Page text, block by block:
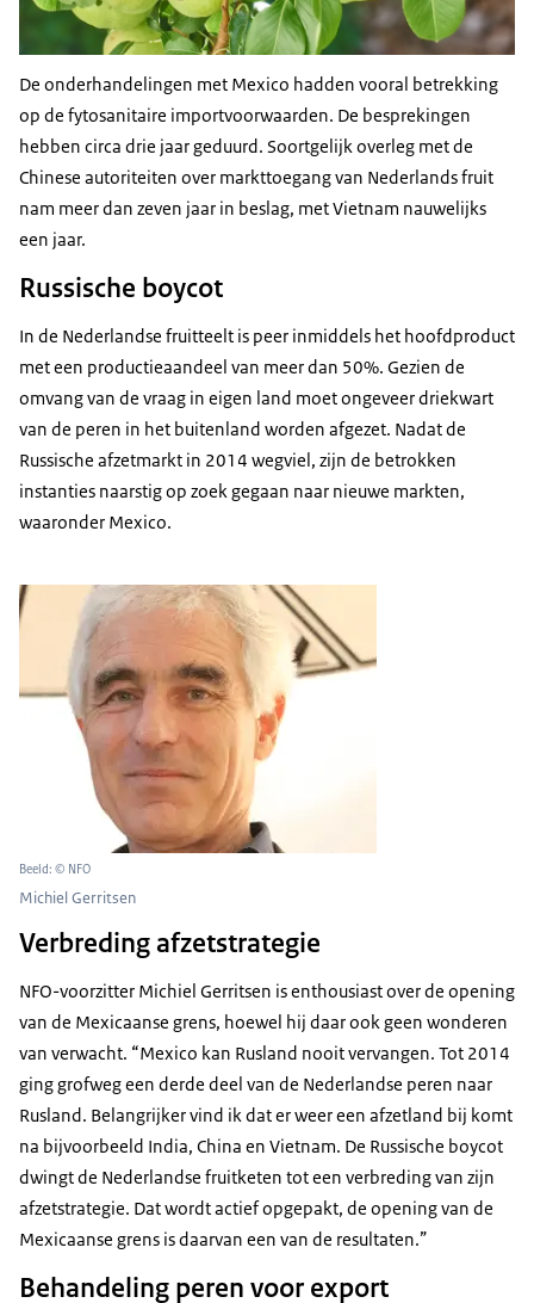
De onderhandelingen met Mexico hadden vooral betrekking
op de fytosanitaire importvoorwaarden. De besprekingen
hebben circa drie jaar geduurd. Soortgelijk overleg met de
Chinese autoriteiten over markttoegang van Nederlands fruit
nam meer dan zeven jaar in beslag, met Vietnam nauwelijks
een jaar.
Russische boycot
In de Nederlandse fruitteelt is peer inmiddels het hoofdproduct
met een productieaandeel van meer dan 50%. Gezien de
omvang van de vraag in eigen land moet ongeveer driekwart
van de peren in het buitenland worden afgezet. Nadat de
Russische afzetmarkt in 2014 wegviel, zijn de betrokken
instanties naarstig op zoek gegaan naar nieuwe markten,
waaronder Mexico.
Beeld: © NFO
Michiel Gerritsen
Verbreding afzetstrategie
NFO-voorzitter Michiel Gerritsen is enthousiast over de opening
van de Mexicaanse grens, hoewel hij daar ook geen wonderen
van verwacht. “Mexico kan Rusland nooit vervangen. Tot 2014
ging grofweg een derde deel van de Nederlandse peren naar
Rusland. Belangrijker vind ik dat er weer een afzetland bij komt
na bijvoorbeeld India, China en Vietnam. De Russische boycot
dwingt de Nederlandse fruitketen tot een verbreding van zijn
afzetstrategie. Dat wordt actief opgepakt, de opening van de
Mexicaanse grens is daarvan een van de resultaten.”
Behandeling peren voor export